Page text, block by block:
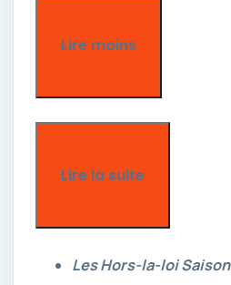
Lire moins
Lire la suite
Les Hors-la-loi